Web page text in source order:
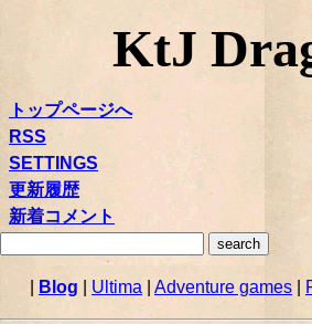
KtJ
トップページへ
RSS
SETTINGS
更新履歴
新着コメント
Blog Ultima Adventure games